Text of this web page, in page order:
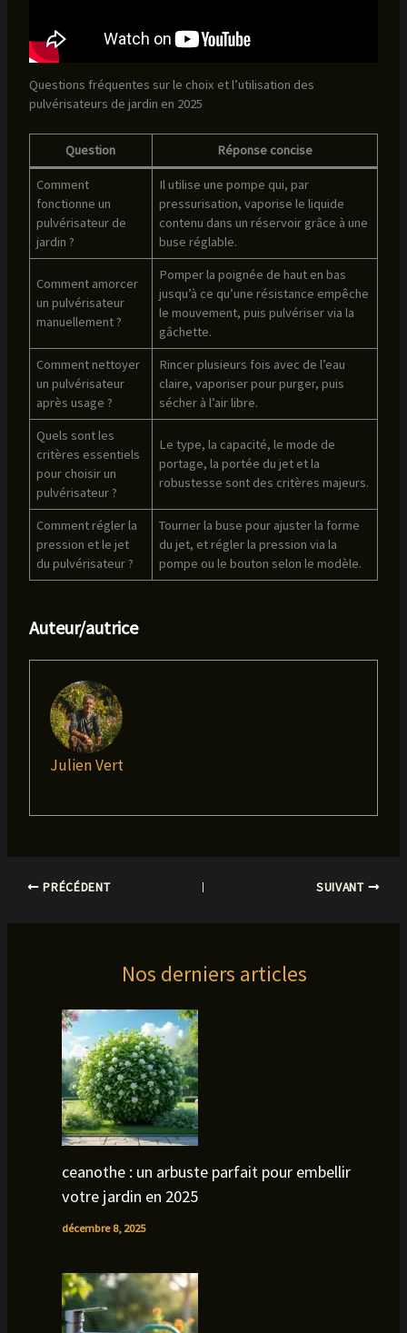
Questions fréquentes sur le choix et l’utilisation des
pulvérisateurs de jardin en 2025
Question Réponse concise
Comment
fonctionne un
pulvérisateur de
jardin ?
Il utilise une pompe qui, par
pressurisation, vaporise le liquide
contenu dans un réservoir grâce à une
buse réglable.
Comment amorcer
un pulvérisateur
manuellement ?
Pomper la poignée de haut en bas
jusqu’à ce qu’une résistance empêche
le mouvement, puis pulvériser via la
gâchette.
Comment nettoyer
un pulvérisateur
après usage ?
Rincer plusieurs fois avec de l’eau
claire, vaporiser pour purger, puis
sécher à l’air libre.
Quels sont les
critères essentiels
pour choisir un
pulvérisateur ?
Le type, la capacité, le mode de
portage, la portée du jet et la
robustesse sont des critères majeurs.
Comment régler la
pression et le jet
du pulvérisateur ?
Tourner la buse pour ajuster la forme
du jet, et régler la pression via la
pompe ou le bouton selon le modèle.
Auteur/autrice
Julien Vert
PRÉCÉDENT SUIVANT
Nos derniers articles
ceanothe : un arbuste parfait pour embellir
votre jardin en 2025
décembre 8, 2025